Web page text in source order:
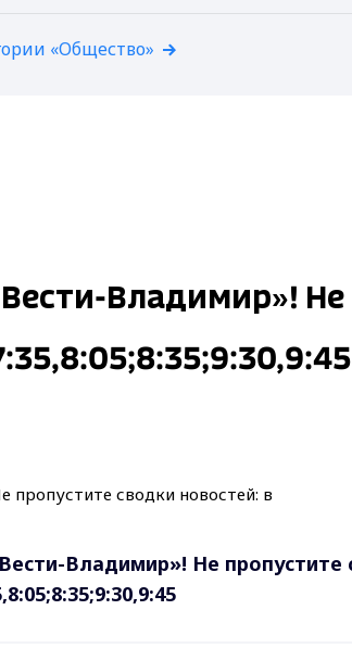
«Общество»
Владимир»!
Владимир»! Не пропустите